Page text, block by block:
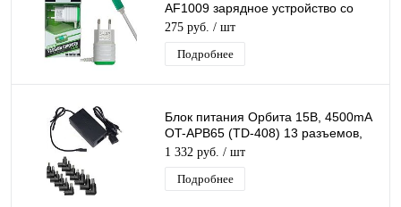
AF1009 зарядное устройство со
встроенным кабелем Iphone 1.2м
275 руб. / шт
Подробнее
Блок питания Орбита 15В, 4500mA
OT-APB65 (TD-408) 13 разъемов,
адаптер 220 -12V/4,5А, кабель 1м
1 332 руб. / шт
Подробнее